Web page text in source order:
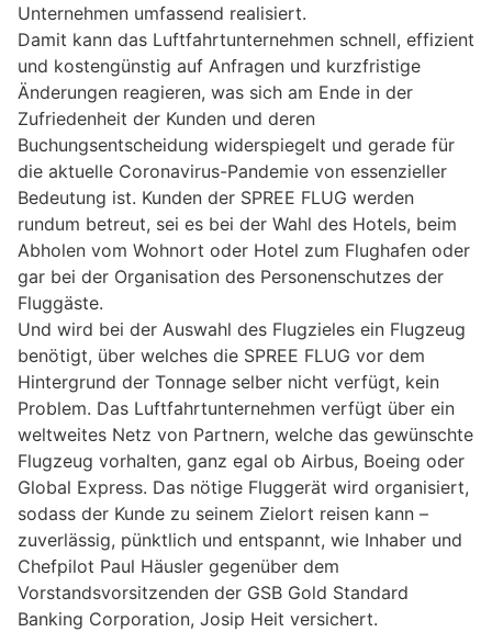
Unternehmen umfassend realisiert.
Damit kann das Luftfahrtunternehmen schnell, effizient
und kostengünstig auf Anfragen und kurzfristige
Änderungen reagieren, was sich am Ende in der
Zufriedenheit der Kunden und deren
Buchungsentscheidung widerspiegelt und gerade für
die aktuelle Coronavirus-Pandemie von essenzieller
Bedeutung ist. Kunden der SPREE FLUG werden
rundum betreut, sei es bei der Wahl des Hotels, beim
Abholen vom Wohnort oder Hotel zum Flughafen oder
gar bei der Organisation des Personenschutzes der
Fluggäste.
Und wird bei der Auswahl des Flugzieles ein Flugzeug
benötigt, über welches die SPREE FLUG vor dem
Hintergrund der Tonnage selber nicht verfügt, kein
Problem. Das Luftfahrtunternehmen verfügt über ein
weltweites Netz von Partnern, welche das gewünschte
Flugzeug vorhalten, ganz egal ob Airbus, Boeing oder
Global Express. Das nötige Fluggerät wird organisiert,
sodass der Kunde zu seinem Zielort reisen kann –
zuverlässig, pünktlich und entspannt, wie Inhaber und
Chefpilot Paul Häusler gegenüber dem
Vorstandsvorsitzenden der GSB Gold Standard
Banking Corporation, Josip Heit versichert.